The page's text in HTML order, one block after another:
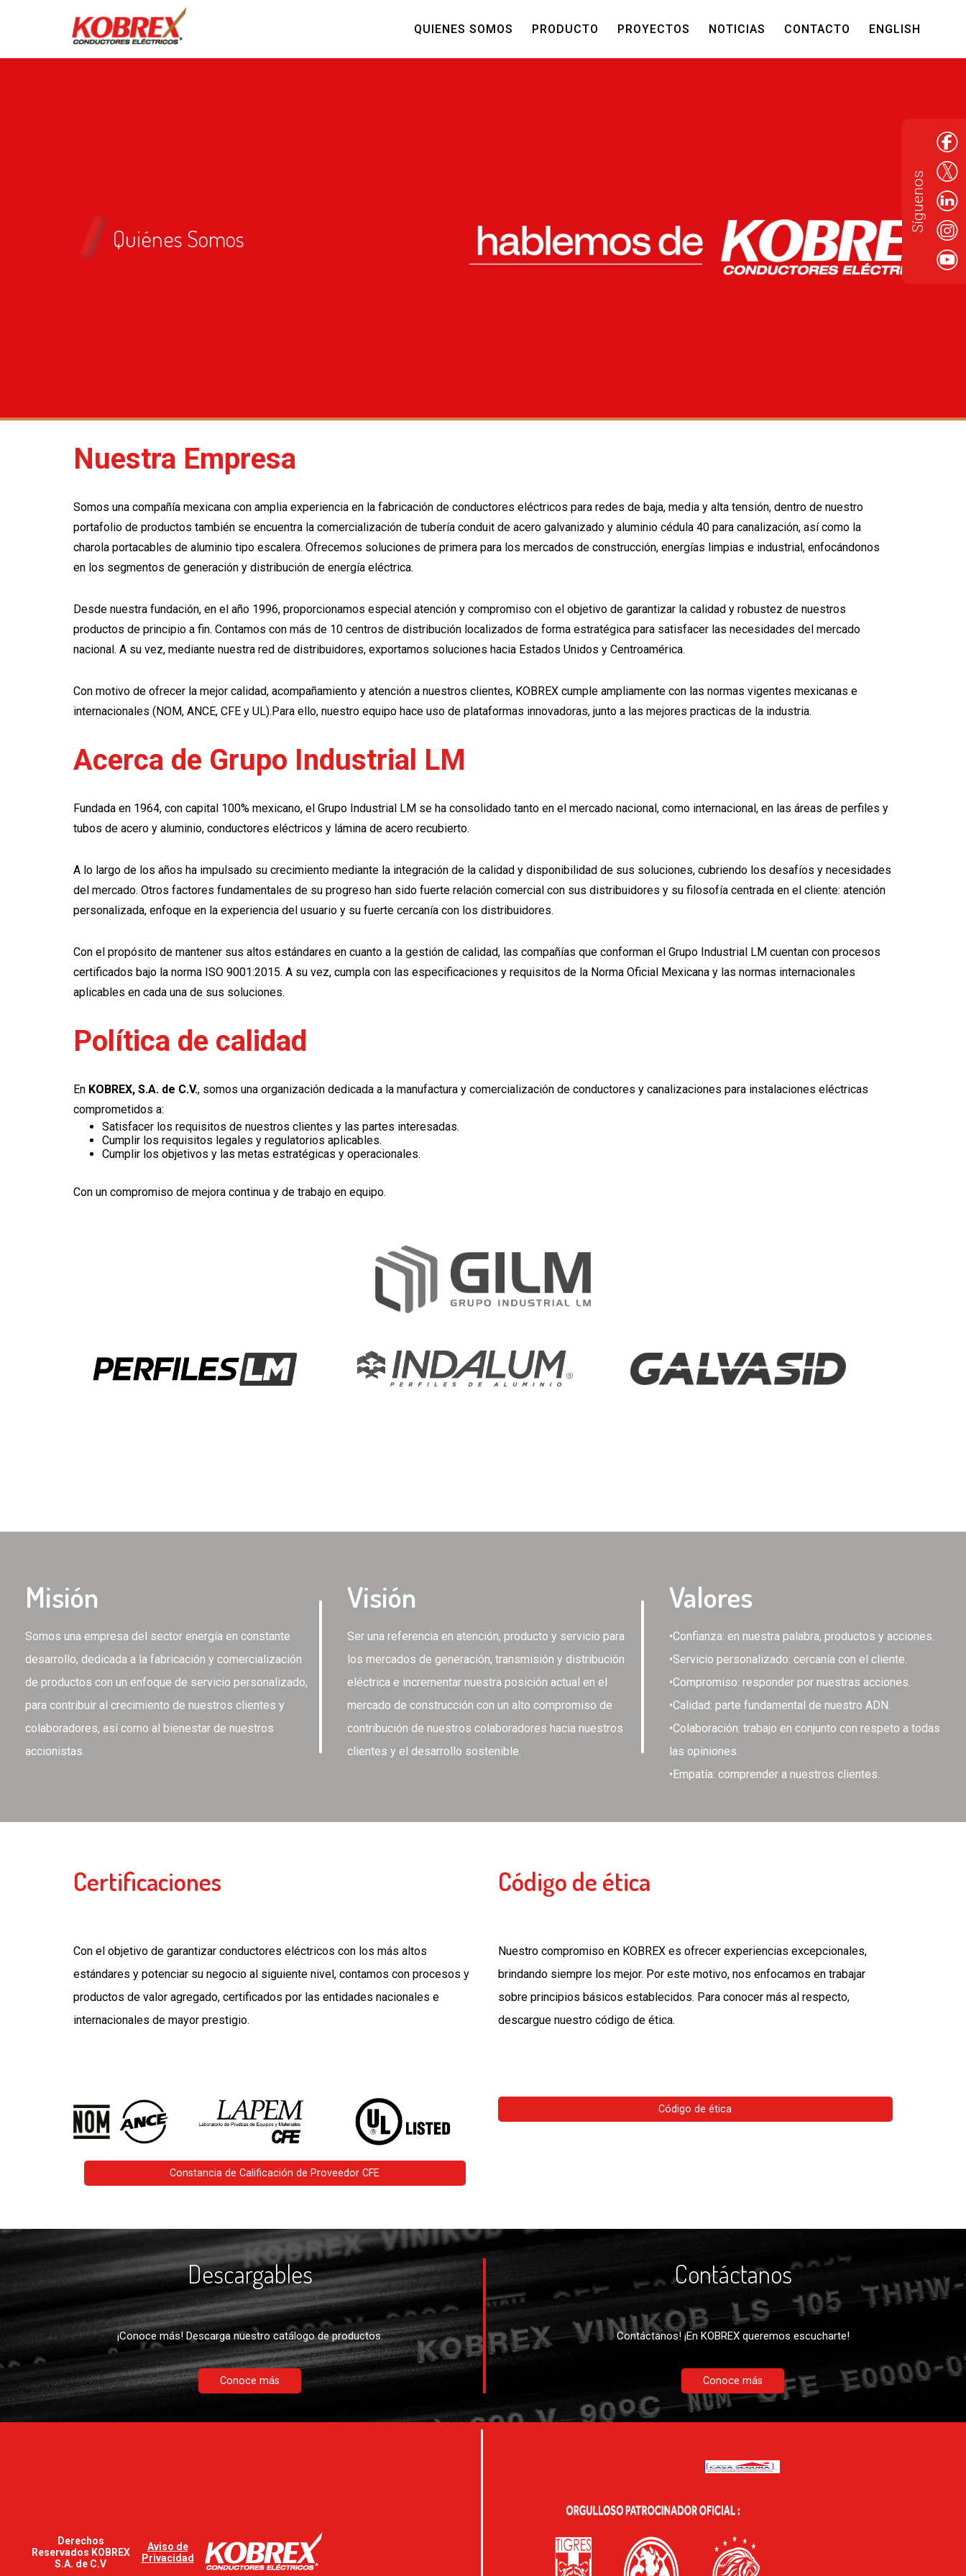
QUIENES SOMOS PRODUCTO PROYECTOS NOTICIAS CONTACTO ENGLISH
Síguenos
Quiénes Somos
Nuestra Empresa
Somos una compañía mexicana con amplia experiencia en la fabricación de conductores eléctricos para redes de baja, media y alta tensión, dentro de nuestro
portafolio de productos también se encuentra la comercialización de tubería conduit de acero galvanizado y aluminio cédula 40 para canalización, así como la
charola portacables de aluminio tipo escalera. Ofrecemos soluciones de primera para los mercados de construcción, energías limpias e industrial, enfocándonos
en los segmentos de generación y distribución de energía eléctrica.
Desde nuestra fundación, en el año 1996, proporcionamos especial atención y compromiso con el objetivo de garantizar la calidad y robustez de nuestros
productos de principio a fin. Contamos con más de 10 centros de distribución localizados de forma estratégica para satisfacer las necesidades del mercado
nacional. A su vez, mediante nuestra red de distribuidores, exportamos soluciones hacia Estados Unidos y Centroamérica.
Con motivo de ofrecer la mejor calidad, acompañamiento y atención a nuestros clientes, KOBREX cumple ampliamente con las normas vigentes mexicanas e
internacionales (NOM, ANCE, CFE y UL).Para ello, nuestro equipo hace uso de plataformas innovadoras, junto a las mejores practicas de la industria.
Acerca de Grupo Industrial LM
Fundada en 1964, con capital 100% mexicano, el Grupo Industrial LM se ha consolidado tanto en el mercado nacional, como internacional, en las áreas de perfiles y
tubos de acero y aluminio, conductores eléctricos y lámina de acero recubierto.
A lo largo de los años ha impulsado su crecimiento mediante la integración de la calidad y disponibilidad de sus soluciones, cubriendo los desafíos y necesidades
del mercado. Otros factores fundamentales de su progreso han sido fuerte relación comercial con sus distribuidores y su filosofía centrada en el cliente: atención
personalizada, enfoque en la experiencia del usuario y su fuerte cercanía con los distribuidores.
Con el propósito de mantener sus altos estándares en cuanto a la gestión de calidad, las compañías que conforman el Grupo Industrial LM cuentan con procesos
certificados bajo la norma ISO 9001:2015. A su vez, cumpla con las especificaciones y requisitos de la Norma Oficial Mexicana y las normas internacionales
aplicables en cada una de sus soluciones.
Política de calidad
En KOBREX, S.A. de C.V., somos una organización dedicada a la manufactura y comercialización de conductores y canalizaciones para instalaciones eléctricas
comprometidos a:
Satisfacer los requisitos de nuestros clientes y las partes interesadas.
Cumplir los requisitos legales y regulatorios aplicables.
Cumplir los objetivos y las metas estratégicas y operacionales.
Con un compromiso de mejora continua y de trabajo en equipo.
Misión
Somos una empresa del sector energía en constante
desarrollo, dedicada a la fabricación y comercialización
de productos con un enfoque de servicio personalizado,
para contribuir al crecimiento de nuestros clientes y
colaboradores, así como al bienestar de nuestros
accionistas.
Visión
Ser una referencia en atención, producto y servicio para
los mercados de generación, transmisión y distribución
eléctrica e incrementar nuestra posición actual en el
mercado de construcción con un alto compromiso de
contribución de nuestros colaboradores hacia nuestros
clientes y el desarrollo sostenible.
Valores
•Confianza: en nuestra palabra, productos y acciones.
•Servicio personalizado: cercanía con el cliente.
•Compromiso: responder por nuestras acciones.
•Calidad: parte fundamental de nuestro ADN.
•Colaboración: trabajo en conjunto con respeto a todas
las opiniones.
•Empatía: comprender a nuestros clientes.
Certificaciones
Con el objetivo de garantizar conductores eléctricos con los más altos
estándares y potenciar su negocio al siguiente nivel, contamos con procesos y
productos de valor agregado, certificados por las entidades nacionales e
internacionales de mayor prestigio.
Constancia de Calificación de Proveedor CFE
Código de ética
Nuestro compromiso en KOBREX es ofrecer experiencias excepcionales,
brindando siempre los mejor. Por este motivo, nos enfocamos en trabajar
sobre principios básicos establecidos. Para conocer más al respecto,
descargue nuestro código de ética.
Código de ética
Descargables
¡Conoce más! Descarga nuestro catálogo de productos.
Conoce más
Contáctanos
Contáctanos! ¡En KOBREX queremos escucharte!
Conoce más
Derechos
Reservados KOBREX
S.A. de C.V
Aviso de
Privacidad